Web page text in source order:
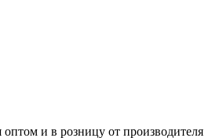
и в розницу от производителя